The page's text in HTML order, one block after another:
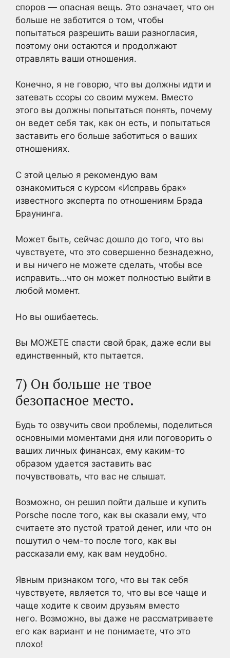
споров — опасная вещь. Это означает, что он
больше не заботится о том, чтобы
попытаться разрешить ваши разногласия,
поэтому они остаются и продолжают
отравлять ваши отношения.
Конечно, я не говорю, что вы должны идти и
затевать ссоры со своим мужем. Вместо
этого вы должны попытаться понять, почему
он ведет себя так, как он есть, и попытаться
заставить его больше заботиться о ваших
отношениях.
С этой целью я рекомендую вам
ознакомиться с курсом «Исправь брак»
известного эксперта по отношениям Брэда
Браунинга.
Может быть, сейчас дошло до того, что вы
чувствуете, что это совершенно безнадежно,
и вы ничего не можете сделать, чтобы все
исправить…что он может полностью выйти в
любой момент.
Но вы ошибаетесь.
Вы МОЖЕТЕ спасти свой брак, даже если вы
единственный, кто пытается.
7) Он больше не твое
безопасное место.
Будь то озвучить свои проблемы, поделиться
основными моментами дня или поговорить о
ваших личных финансах, ему каким-то
образом удается заставить вас
почувствовать, что вас не слышат.
Возможно, он решил пойти дальше и купить
Porsche после того, как вы сказали ему, что
считаете это пустой тратой денег, или что он
пошутил о чем-то после того, как вы
рассказали ему, как вам неудобно.
Явным признаком того, что вы так себя
чувствуете, является то, что вы все чаще и
чаще ходите к своим друзьям вместо
него. Возможно, вы даже не рассматриваете
его как вариант и не понимаете, что это
плохо!